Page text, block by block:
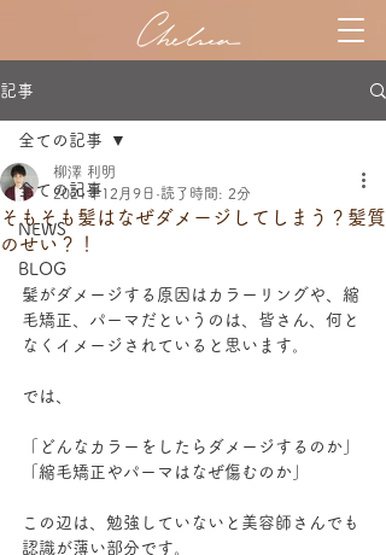
記事
全ての記事
NEWS
BLOG
全ての記事
そもそも髪はなぜダメージしてしまう？髪質
のせい？！
柳澤 利明
2021年12月9日 読了時間: 2分
髪がダメージする原因はカラーリングや、縮
毛矯正、パーマだというのは、皆さん、何と
なくイメージされていると思います。
では、
「どんなカラーをしたらダメージするのか」
「縮毛矯正やパーマはなぜ傷むのか」
この辺は、勉強していないと美容師さんでも
認識が薄い部分です。